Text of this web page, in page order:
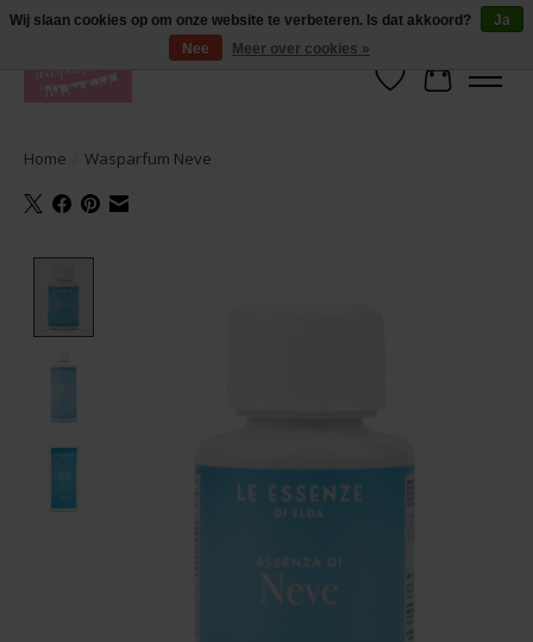
De lekkerste geuren wasparfum in uw eigen shop. Testers nodig? Ga naar
producten --> wasparfum --> geurtester
Verlanglijst
Home Wasparfum Neve
Wij slaan cookies op om onze website te verbeteren. Is dat akkoord?
Ja
Nee
Meer over cookies »